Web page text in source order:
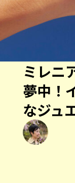
ミレニ
夢中！
なジュ